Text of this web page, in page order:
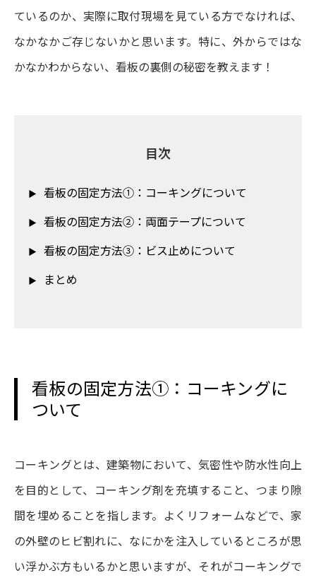
ているのか、実際に取付現場を見ている方でなければ、
なかなかご存じないかと思います。特に、外からではな
かなかわからない、看板の裏側の秘密を教えます！
目次
看板の固定方法①：コーキングについて
看板の固定方法②：両面テープについて
看板の固定方法③：ビス止めについて
まとめ
看板の固定方法①：コーキングに
ついて
コーキングとは、建築物において、気密性や防水性向上
を目的として、コーキング剤を充填すること、つまり隙
間を埋めることを指します。よくリフォームなどで、家
の外壁のヒビ割れに、なにかを注入しているところが思
い浮かぶ方もいるかと思いますが、それがコーキングで